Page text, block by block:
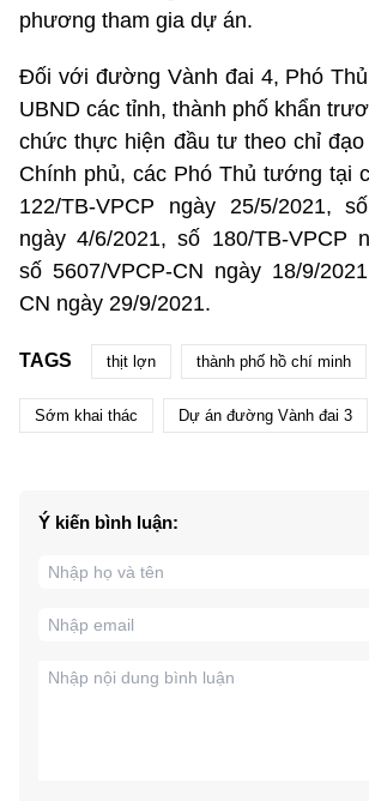
phương tham gia dự án.
Đối với đường Vành đai 4, Phó
UBND các tỉnh, thành phố khẩn
chức thực hiện đầu tư theo chỉ
Chính phủ, các Phó Thủ tướng tại
122/TB-VPCP ngày 25/5/2021,
ngày 4/6/2021, số 180/TB-VPCP
số 5607/VPCP-CN ngày 18/9/
CN ngày 29/9/2021.
TAGS thịt lợn thành phố hồ chí minh
Sớm khai thác Dự án đường Vành đai 3
Ý kiến bình luận: